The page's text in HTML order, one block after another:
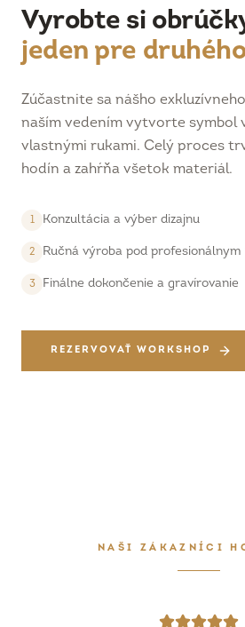
Vyrobte si
jeden pre
Zúčastnite sa nášho
naším vedením vytvorte symbol
vlastnými rukami. Celý proces
hodín a zahŕňa všetok materiál.
1 Konzultácia a výber dizajnu
2 Ručná výroba pod profesionálnym
3 Finálne dokončenie a gravírovanie
REZERVOVAŤ WORKSHOP
NAŠI ZÁKAZNÍCI